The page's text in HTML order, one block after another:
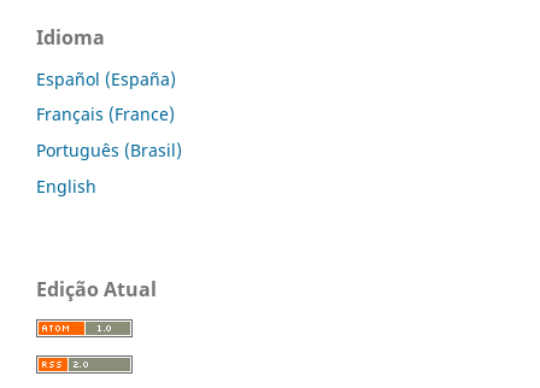
Idioma
Español (España)
Français (France)
Português (Brasil)
English
Edição Atual